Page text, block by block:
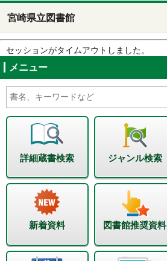
宮崎県立図書館
セッションがタイムアウトしました。
メニュー
詳細蔵書検索 ジャンル検索
新着資料 図書館推奨資料